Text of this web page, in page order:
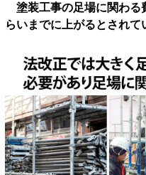
塗装工事の足場に関わる
らいまでに上がるとされて